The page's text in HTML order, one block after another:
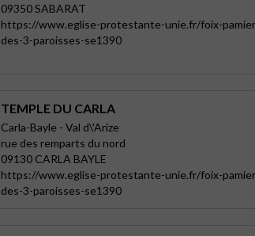
09350 SABARAT
https://www.eglise-protestante-unie.fr/foix-
des-3-paroisses-se1390
TEMPLE DU CARLA
Carla-Bayle - Val d\'Arize
rue des remparts du nord
09130 CARLA BAYLE
https://www.eglise-protestante-unie.fr/foix-
des-3-paroisses-se1390